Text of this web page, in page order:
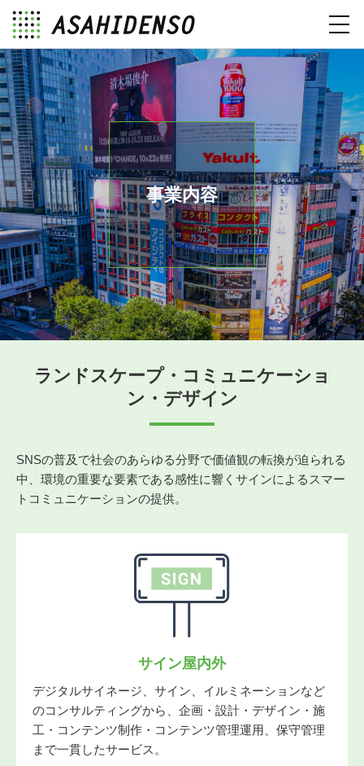
事業内容
ランドスケープ・コミュニケーショ
ン・デザイン
SNSの普及で社会のあらゆる分野で価値観の転換が迫られる
中、 環境の重要な要素である感性に響くサインによるスマー
トコミュニケーションの提供。
サイン屋内外
デジタルサイネージ、サイン、イルミネーションなど
のコンサルティングから、企画・設計・デザイン・施
工・コンテンツ制作・コンテンツ管理運用、保守管理
まで一貫したサービス。